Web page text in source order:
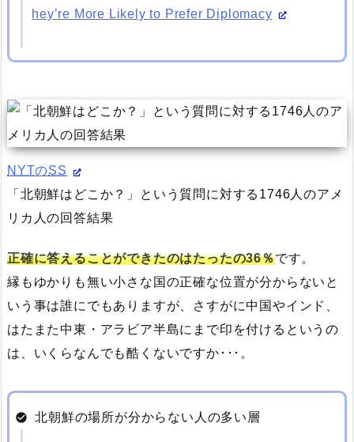
hey’re More Likely to Prefer Diplomacy
NYTのSS
「北朝鮮はどこか？」という質問に対する1746人のアメ
リカ人の回答結果
正確に答えることができたのはたったの36％です。
縁もゆかりも無い小さな国の正確な位置が分からないと
いう事は誰にでもありますが、さすがに中国やインド、
はたまた中東・アラビア半島にまで印を付けるというの
は、いくらなんでも酷くないですか･･･。
北朝鮮の場所が分からない人の多い層